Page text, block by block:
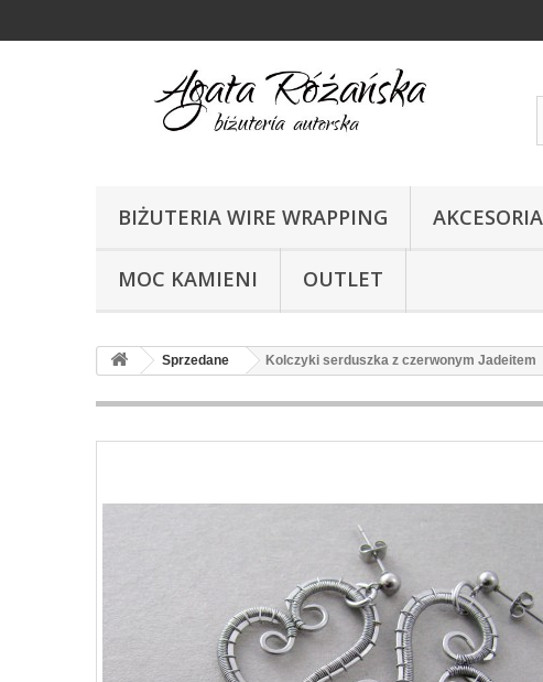
BIŻUTERIA WIRE WRAPPING AKCESORIA
MOC KAMIENI OUTLET
Sprzedane Kolczyki serduszka z czerwonym Jadeitem